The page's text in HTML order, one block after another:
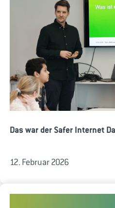
Das war der Safer Internet
12. Februar 2026